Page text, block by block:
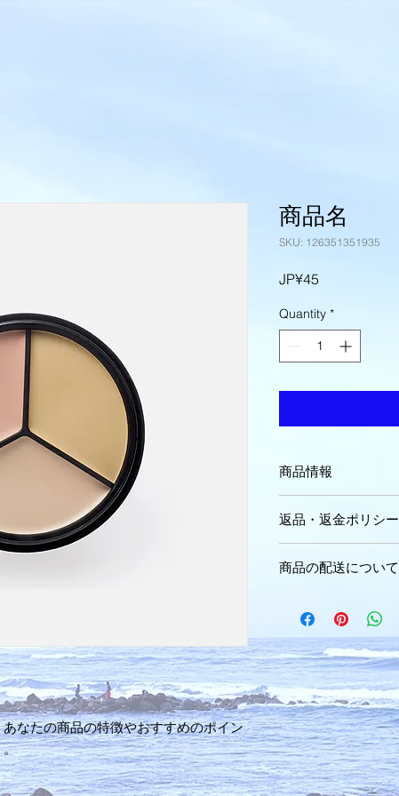
なたの商品の特徴やおすすめのポイン
。
商品名
SKU: 126351351935
JP¥45
Quantity *
商品情報
明に加え、商品の特
しましょう。
返品・返金ポリシー
だけなかった場合の
頼を獲得し、安心し
商品の配送について
する情報を入力して
とで、お客様の信頼
ただけます。